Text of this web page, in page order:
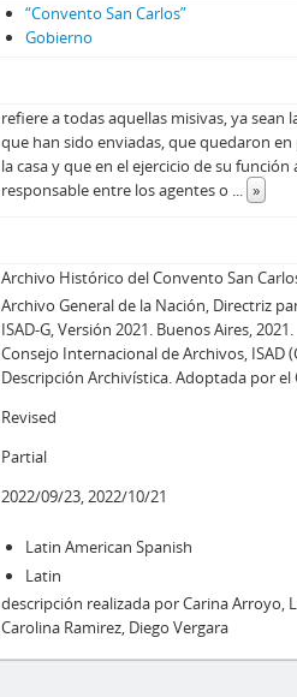
“Convento San Carlos”
Gobierno
refiere a todas aquellas misivas, ya sean
que han sido enviadas, que quedaron
la casa y que en el ejercicio de su
responsable entre los agentes o ... »
Archivo Histórico del Convento San
Archivo General de la Nación, Directriz
ISAD-G, Versión 2021. Buenos Aires, 2021.
Consejo Internacional de Archivos, ISAD
Descripción Archivística. Adoptada por el
Revised
Partial
2022/09/23, 2022/10/21
Latin American Spanish
Latin
descripción realizada por Carina Arroyo,
Carolina Ramirez, Diego Vergara